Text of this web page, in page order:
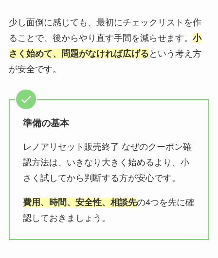
少し面倒に感じても、最初にチェックリストを作
ることで、後からやり直す手間を減らせます。 小
さく始めて、問題がなければ広げる という考え方
が安全です。
準備の基本
レノアリセット販売終了 なぜのクーポン確
認方法は、いきなり大きく始めるより、小
さく試してから判断する方が安心です。
費用、時間、安全性、相談先の4つを先に確
認しておきましょう。